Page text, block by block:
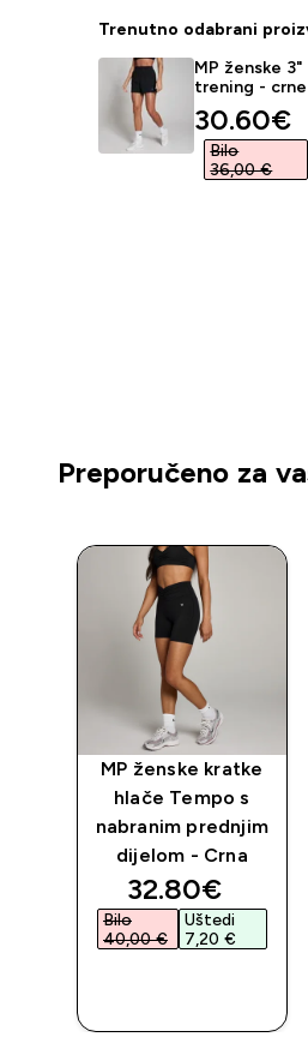
Trenutno odabrani
MP ženske
trening - crne
30.60€‎
Bilo
36,00 €‎
Preporučeno za
MP ženske kratke
hlače Tempo s
nabranim prednjim
dijelom - Crna
discounted
32.80€‎
Bilo
40,00 €‎
Uštedi
7,20 €‎